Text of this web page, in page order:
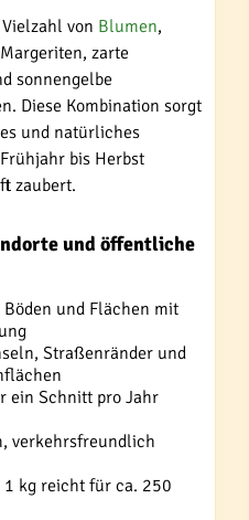
von Blumen,
zarte
sonnengelbe
Diese Kombination sorgt
und natürliches
bis Herbst
zaubert.
und öffentliche
und Flächen mit
Straßenränder und
ein Schnitt pro Jahr
verkehrsfreundlich
1 kg reicht für ca. 250